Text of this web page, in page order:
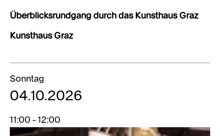
Überblicksrundgang durch das Kunsthaus Graz
Kunsthaus Graz
Sonntag
04.10.2026
11:00 - 12:00